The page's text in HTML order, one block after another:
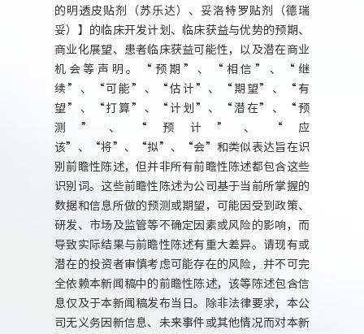
的明透皮贴剂（苏乐达）、妥洛特罗贴剂（德瑞
妥）】的临床开发计划、临床获益与优势的预期、
商业化展望、患者临床获益可能性，以及潜在商业
机会等声明。“预期”、“相信”、“继
续”、“可能”、“估计”、“期望”、“有
望”、“打算”、“计划”、“潜在”、“预
测”、“预计”、“应
该”、“将”、“拟”、“会”和类似表达旨在识
别前瞻性陈述，但并非所有前瞻性陈述都包含这些
识别词。这些前瞻性陈述为公司基于当前所掌握的
数据和信息所做的预测或期望，可能因受到政策、
研发、市场及监管等不确定因素或风险的影响，而
导致实际结果与前瞻性陈述有重大差异。请现有或
潜在的投资者审慎考虑可能存在的风险，并不可完
全依赖本新闻稿中的前瞻性陈述，该等陈述包含信
息仅及于本新闻稿发布当日。除非法律要求，本公
司无义务因新信息、未来事件或其他情况而对本新